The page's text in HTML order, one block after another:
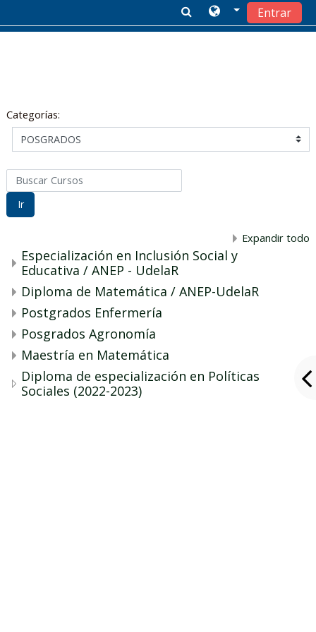
Entrar
Categorías:
Buscar Cursos
Ir
Expandir todo
Especialización en Inclusión Social y
Educativa / ANEP - UdelaR
Diploma de Matemática / ANEP-UdelaR
Postgrados Enfermería
Posgrados Agronomía
Maestría en Matemática
Diploma de especialización en Políticas
Sociales (2022-2023)